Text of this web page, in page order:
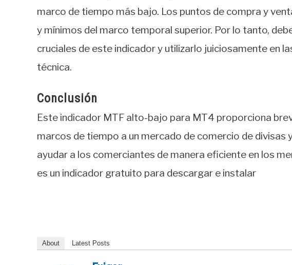
marco de tiempo más bajo. Los puntos de compra y
y mínimos del marco temporal superior. Por lo tanto,
cruciales de este indicador y utilizarlo juiciosamente en
técnica.
Conclusión
Este indicador MTF alto-bajo para MT4 proporciona
marcos de tiempo a un mercado de comercio de divisas
ayudar a los comerciantes de manera eficiente en los
es un indicador gratuito para descargar e instalar
About Latest Posts